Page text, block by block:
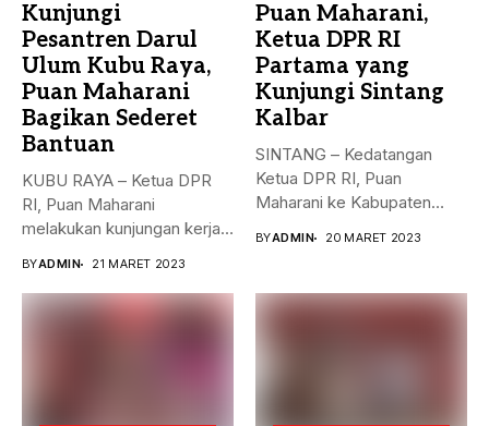
Kunjungi
Pesantren Darul
Ulum Kubu Raya,
Puan Maharani
Bagikan Sederet
Bantuan
KUBU RAYA – Ketua DPR
RI, Puan Maharani
melakukan kunjungan kerja
BYADMIN 21 MARET 2023
Puan Maharani,
Ketua DPR RI
Partama yang
Kunjungi Sintang
Kalbar
SINTANG – Kedatangan
Ketua DPR RI, Puan
Maharani ke Kabupaten
BYADMIN 20 MARET 2023